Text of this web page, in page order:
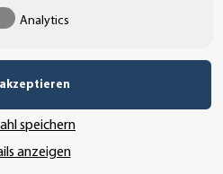
Analytics
speichern
anzeigen